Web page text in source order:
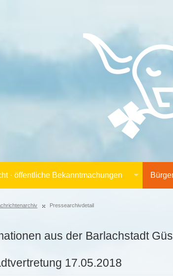
· öffentliche Bekanntmachungen
Pressearchivdetail
aus der Barlachstadt
17.05.2018